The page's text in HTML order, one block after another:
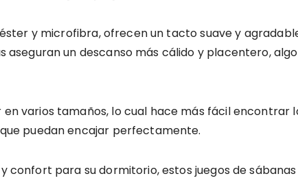
y microfibra, ofrecen un tacto suave y
aseguran un descanso más cálido y placentero,
varios tamaños, lo cual hace más fácil encontrar
puedan encajar perfectamente.
confort para su dormitorio, estos juegos de